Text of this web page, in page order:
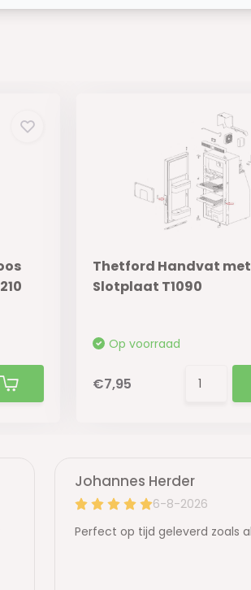
Thetford Handvat met
Slotplaat T1090
Op voorraad
€7,95